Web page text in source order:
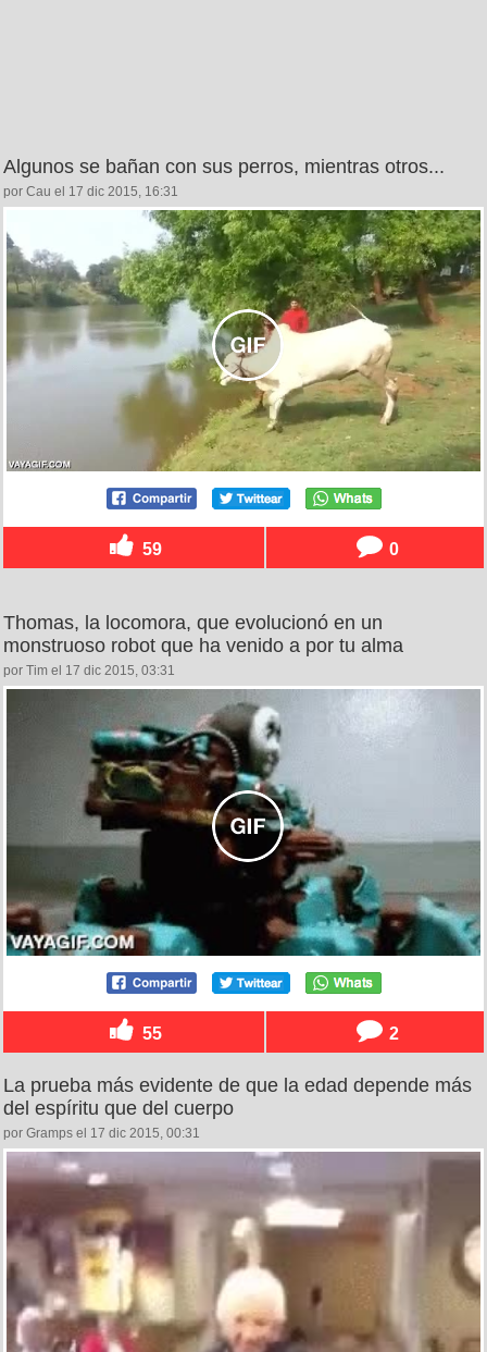
Algunos se bañan con sus perros, mientras otros...
por Cau el 17 dic 2015, 16:31
59 0
Thomas, la locomora, que evolucionó en un
monstruoso robot que ha venido a por tu alma
por Tim el 17 dic 2015, 03:31
55 2
La prueba más evidente de que la edad depende más
del espíritu que del cuerpo
por Gramps el 17 dic 2015, 00:31